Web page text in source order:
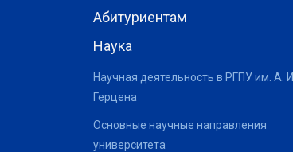
Абитуриентам
Наука
Научная деятельность в РГПУ им. А. И.
Герцена
Основные научные направления
университета